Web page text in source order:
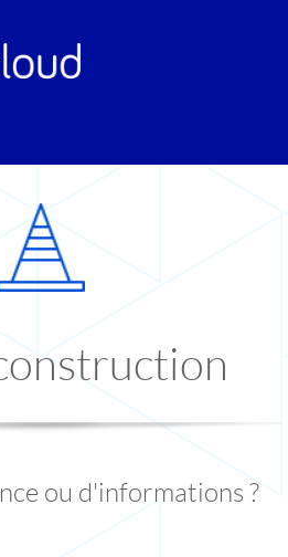
ou d'informations ?